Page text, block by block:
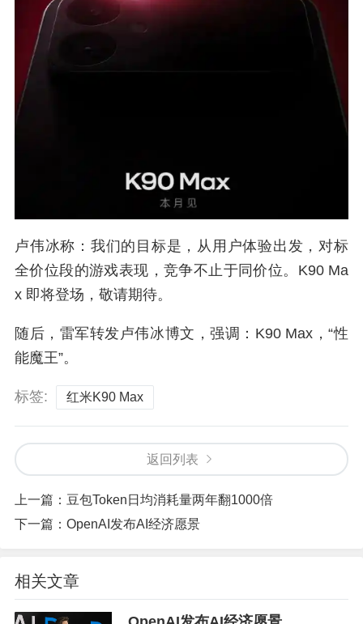
卢伟冰称：我们的目标是，从用户体验出发，对标
全价位段的游戏表现，竞争不止于同价位。K90 Ma
x 即将登场，敬请期待。
随后，雷军转发卢伟冰博文，强调：K90 Max，“性
能魔王”。
标签: 红米K90 Max
返回列表
上一篇： 豆包Token日均消耗量两年翻1000倍
下一篇： OpenAI发布AI经济愿景
相关文章